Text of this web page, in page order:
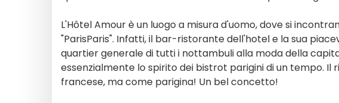
L'Hôtel Amour è un luogo a misura d'uomo, dove si
"ParisParis". Infatti, il bar-ristorante dell'hotel e la sua
quartier generale di tutti i nottambuli alla moda della
essenzialmente lo spirito dei bistrot parigini di un tempo.
francese, ma come parigina! Un bel concetto!